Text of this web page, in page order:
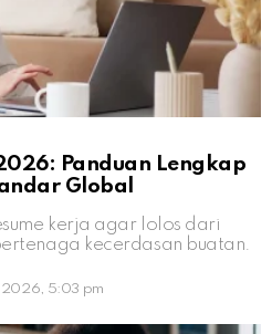
Panduan Lengkap
Global
kerja agar lolos dari
kecerdasan buatan.
2026, 5:03 pm